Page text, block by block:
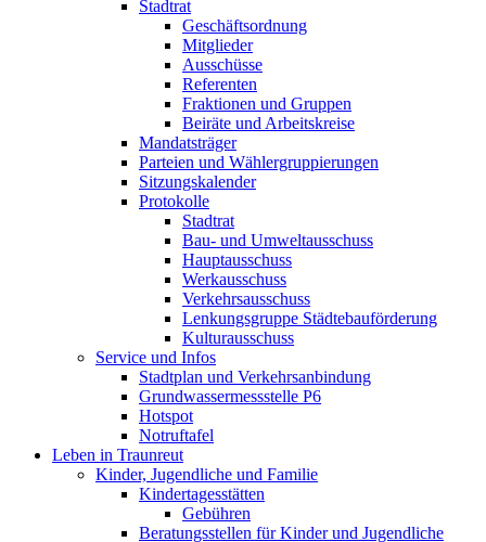
Stadtrat
Geschäftsordnung
Mitglieder
Ausschüsse
Referenten
Fraktionen und Gruppen
Beiräte und Arbeitskreise
Mandatsträger
Parteien und Wählergruppierungen
Sitzungskalender
Protokolle
Stadtrat
Bau- und Umweltausschuss
Hauptausschuss
Werkausschuss
Verkehrsausschuss
Lenkungsgruppe Städtebauförderung
Kulturausschuss
Service und Infos
Stadtplan und Verkehrsanbindung
Grundwassermessstelle P6
Hotspot
Notruftafel
Leben in Traunreut
Kinder, Jugendliche und Familie
Kindertagesstätten
Gebühren
Beratungsstellen für Kinder und Jugendliche